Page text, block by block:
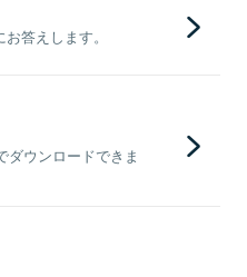
答えします。
ダウンロードできま